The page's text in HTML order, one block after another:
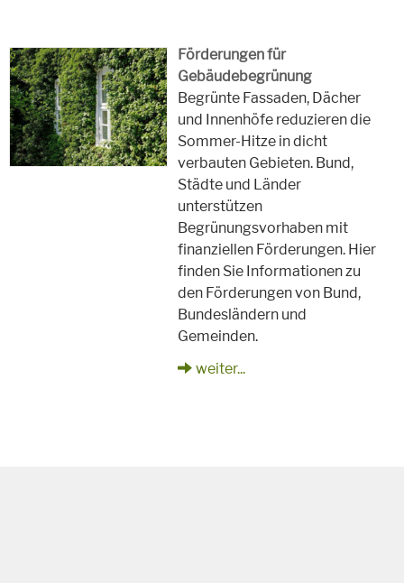
Förderungen für
Gebäudebegrünung
Begrünte Fassaden, Dächer
und Innenhöfe reduzieren die
Sommer-Hitze in dicht
verbauten Gebieten. Bund,
Städte und Länder
unterstützen
Begrünungsvorhaben mit
finanziellen Förderungen. Hier
finden Sie Informationen zu
den Förderungen von Bund,
Bundesländern und
Gemeinden.
weiter...